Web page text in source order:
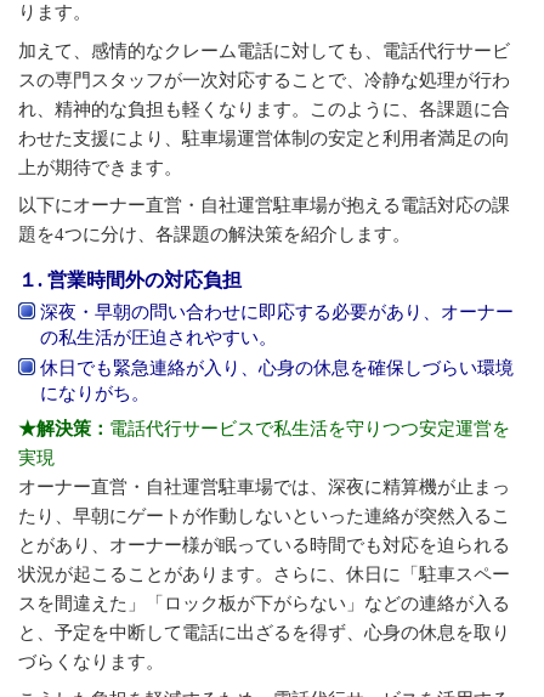
ります。
加えて、感情的なクレーム電話に対しても、電話代行サービ
スの専門スタッフが一次対応することで、冷静な処理が行わ
れ、精神的な負担も軽くなります。このように、各課題に合
わせた支援により、駐車場運営体制の安定と利用者満足の向
上が期待できます。
以下にオーナー直営・自社運営駐車場が抱える電話対応の課
題を4つに分け、各課題の解決策を紹介します。
１. 営業時間外の対応負担
深夜・早朝の問い合わせに即応する必要があり、オーナー
の私生活が圧迫されやすい。
休日でも緊急連絡が入り、心身の休息を確保しづらい環境
になりがち。
★解決策： 電話代行サービスで私生活を守りつつ安定運営を
実現
オーナー直営・自社運営駐車場では、深夜に精算機が止まっ
たり、早朝にゲートが作動しないといった連絡が突然入るこ
とがあり、オーナー様が眠っている時間でも対応を迫られる
状況が起こることがあります。さらに、休日に「駐車スペー
スを間違えた」「ロック板が下がらない」などの連絡が入る
と、予定を中断して電話に出ざるを得ず、心身の休息を取り
づらくなります。